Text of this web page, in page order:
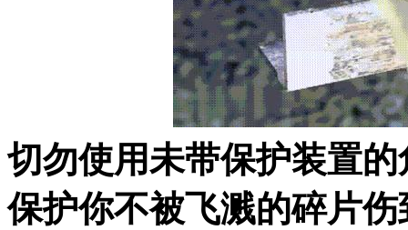
切勿使用未带保护装置
保护你不被飞溅的碎片